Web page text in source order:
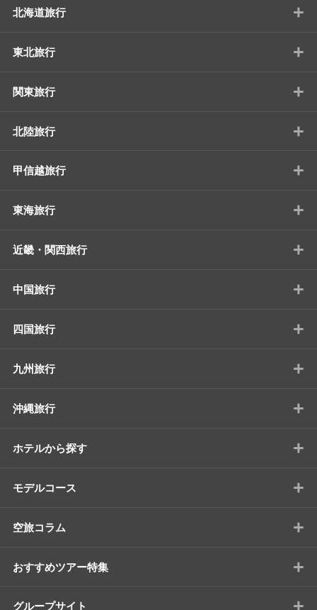
北海道旅行 +
東北旅行 +
関東旅行 +
北陸旅行 +
甲信越旅行 +
東海旅行 +
近畿・関西旅行 +
中国旅行 +
四国旅行 +
九州旅行 +
沖縄旅行 +
ホテルから探す +
モデルコース +
空旅コラム +
おすすめツアー特集 +
グループサイト